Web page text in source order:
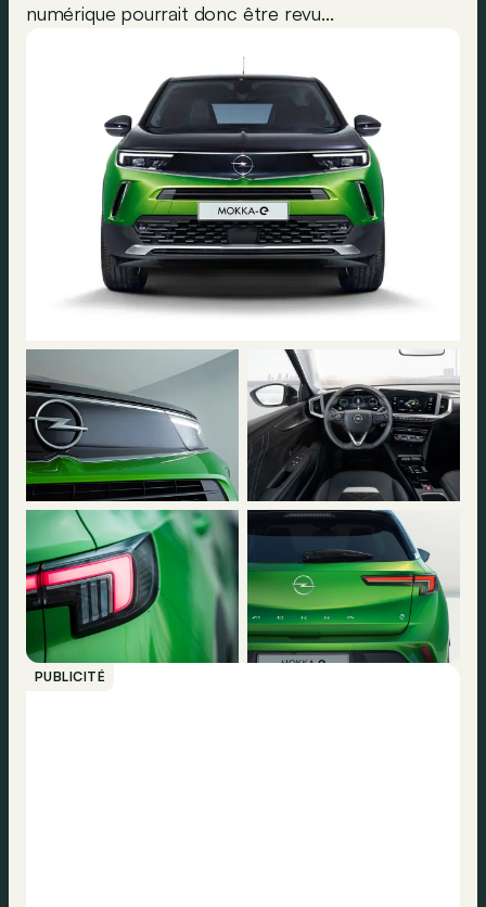
numérique pourrait donc être revu...
PUBLICITÉ